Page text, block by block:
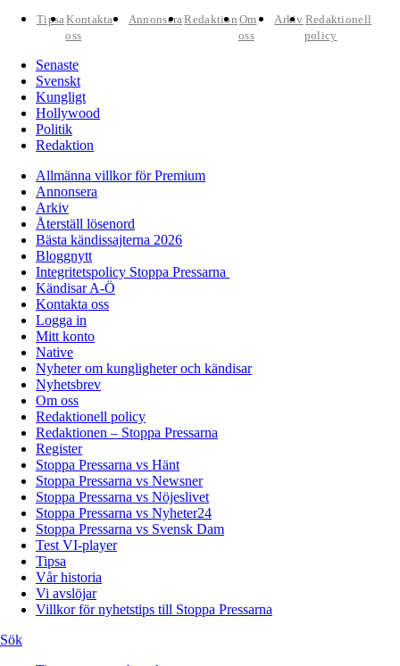
TipsaKontakta
oss
AnnonseraRedaktion Om
oss
Arkiv Redaktionell
policy
Senaste
Svenskt
Kungligt
Hollywood
Politik
Redaktion
Allmänna villkor för Premium
Annonsera
Arkiv
Återställ lösenord
Bästa kändissajterna 2026
Bloggnytt
Integritetspolicy Stoppa Pressarna
Kändisar A-Ö
Kontakta oss
Logga in
Mitt konto
Native
Nyheter om kungligheter och kändisar
Nyhetsbrev
Om oss
Redaktionell policy
Redaktionen – Stoppa Pressarna
Register
Stoppa Pressarna vs Hänt
Stoppa Pressarna vs Newsner
Stoppa Pressarna vs Nöjeslivet
Stoppa Pressarna vs Nyheter24
Stoppa Pressarna vs Svensk Dam
Test VI-player
Tipsa
Vår historia
Vi avslöjar
Villkor för nyhetstips till Stoppa Pressarna
Sök